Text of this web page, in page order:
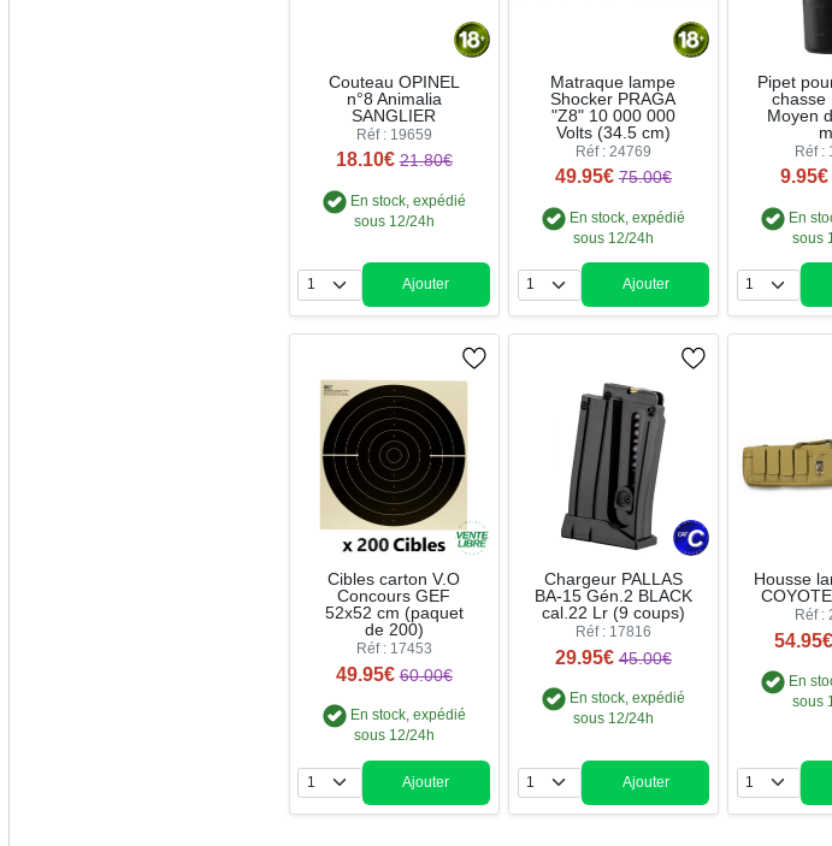
Couteau OPINEL
n°8 Animalia
SANGLIER
Réf : 19659
18.10€ 21.80€
En stock, expédié
sous 12/24h
Quantité
Ajouter
Matraque lampe
Shocker PRAGA
"Z8" 10 000 000
Volts (34.5 cm)
Réf : 24769
49.95€ 75.00€
En stock, expédié
sous 12/24h
Quantité
Ajouter
Pipet
chasse
Moyen
Réf :
9.95€
En
sous
Cibles carton V.O
Concours GEF
52x52 cm (paquet
de 200)
Réf : 17453
49.95€ 60.00€
En stock, expédié
sous 12/24h
Quantité
Ajouter
Chargeur PALLAS
BA-15 Gén.2 BLACK
cal.22 Lr (9 coups)
Réf : 17816
29.95€ 45.00€
En stock, expédié
sous 12/24h
Quantité
Ajouter
Housse
Réf :
54.95€
En
sous